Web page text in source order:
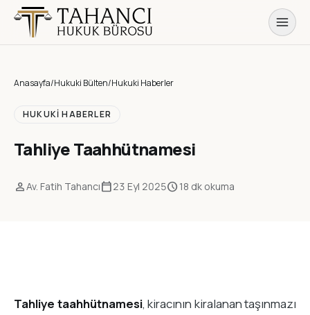
Anasayfa/Hukuki Bülten/Hukuki Haberler
HUKUKI HABERLER
Tahliye Taahhütnamesi
personAv. Fatih Tahancıcalendar_today23 Eyl 2025schedule18 dk okuma
Tahliye taahhütnamesi, kiracının kiralanan taşınmazı